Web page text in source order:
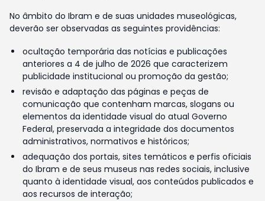
No âmbito do Ibram e de suas unidades museológicas,
deverão ser observadas as seguintes providências:
ocultação temporária das notícias e publicações
anteriores a 4 de julho de 2026 que caracterizem
publicidade institucional ou promoção da gestão;
revisão e adaptação das páginas e peças de
comunicação que contenham marcas, slogans ou
elementos da identidade visual do atual Governo
Federal, preservada a integridade dos documentos
administrativos, normativos e históricos;
adequação dos portais, sites temáticos e perfis oficiais
do Ibram e de seus museus nas redes sociais, inclusive
quanto à identidade visual, aos conteúdos publicados e
aos recursos de interação;